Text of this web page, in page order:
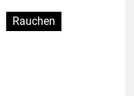
Rauchen